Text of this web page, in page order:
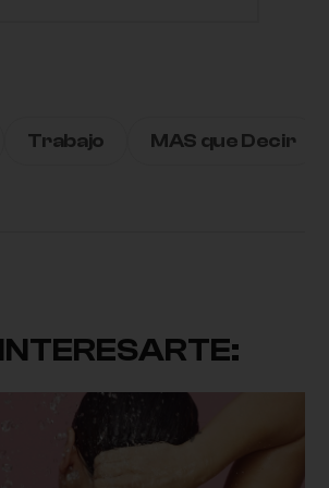
Trabajo MAS que Decir